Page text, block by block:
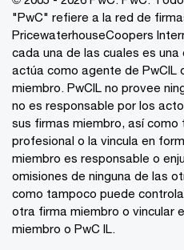
"PwC" refiere a la red de
PricewaterhouseCoopers
cada una de las cuales es
actúa como agente de PwCIL
miembro. PwCIL no provee
no es responsable por los
sus firmas miembro, así
profesional o la vincula en
miembro es responsable o
omisiones de ninguna de las
como tampoco puede
otra firma miembro o vincular
miembro o PwC IL.